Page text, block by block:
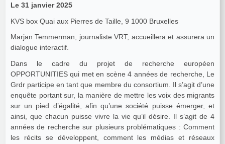
Le 31 janvier 2025
KVS box Quai aux Pierres de Taille, 9 1000 Bruxelles
Marjan Temmerman, journaliste VRT, accueillera et assurera un
dialogue interactif.
Dans le cadre du projet de recherche européen
OPPORTUNITIES qui met en scène 4 années de recherche, Le
Grdr participe en tant que membre du consortium. Il s’agit d’une
enquête portant sur, la manière de mettre les voix des migrants
sur un pied d’égalité, afin qu’une société puisse émerger, et
ainsi, que chacun puisse vivre la vie qu’il désire. Il s’agit de 4
années de recherche sur plusieurs problématiques : Comment
les récits se développent, comment les médias et réseaux